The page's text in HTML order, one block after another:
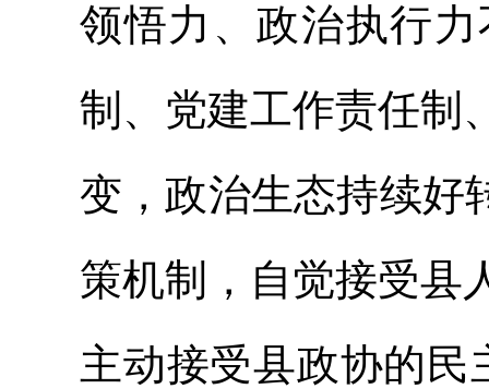
领悟力、政治执行
制、党建工作责任制
变，政治生态持续好
策机制，自觉接受县
主动接受县政协的民